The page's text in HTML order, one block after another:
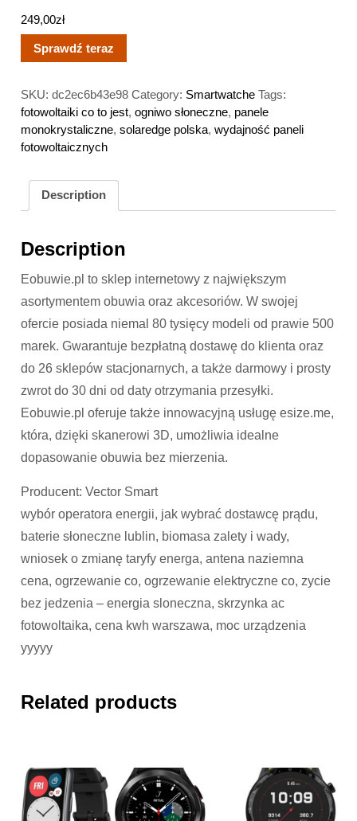
249,00zł
Sprawdź teraz
SKU:dc2ec6b43e98 Category: Smartwatche Tags:
fotowoltaiki co to jest,ogniwo słoneczne, panele
monokrystaliczne,solaredge polska,wydajność paneli
fotowoltaicznych
Description
Description
Eobuwie.pl to sklep internetowy z największym
asortymentem obuwia oraz akcesoriów. W swojej
ofercie posiada niemal 80 tysięcy modeli od prawie 500
marek. Gwarantuje bezpłatną dostawę do klienta oraz
do 26 sklepów stacjonarnych, a także darmowy i prosty
zwrot do 30 dni od daty otrzymania przesyłki.
Eobuwie.pl oferuje także innowacyjną usługę esize.me,
która, dzięki skanerowi 3D, umożliwia idealne
dopasowanie obuwia bez mierzenia.
Producent: Vector Smart
wybór operatora energii, jak wybrać dostawcę prądu,
baterie słoneczne lublin, biomasa zalety i wady,
wniosek o zmianę taryfy energa, antena naziemna
cena, ogrzewanie co, ogrzewanie elektryczne co, zycie
bez jedzenia – energia sloneczna, skrzynka ac
fotowoltaika, cena kwh warszawa, moc urządzenia
yyyyy
Related products